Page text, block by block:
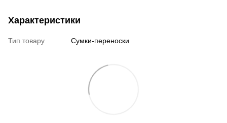
Характеристики
Тип товару Сумки-переноски